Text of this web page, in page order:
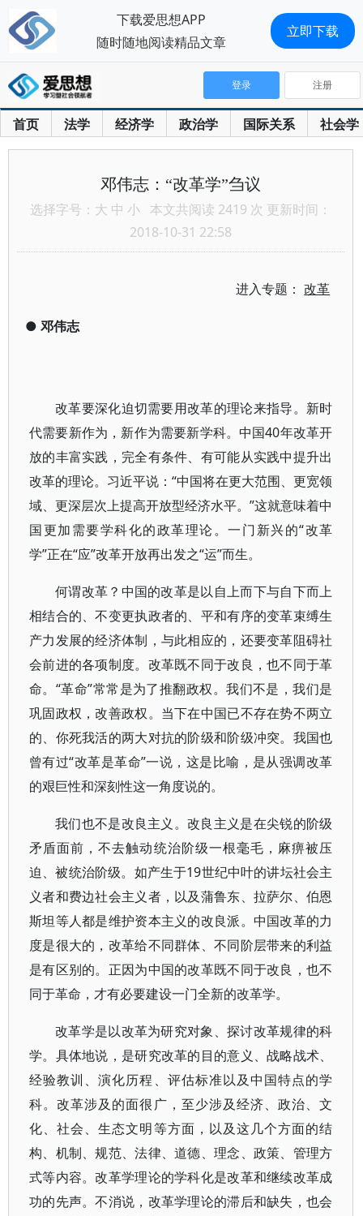
首页 法学 经济学 政治学 国际关系 社会学
登录 注册
邓伟志：“改革学”刍议
选择字号： 大 中 小 本文共阅读 2419 次 更新时间：
2018-10-31 22:58
进入专题：改革
● 邓伟志
改革要深化迫切需要用改革的理论来指导。新时
代需要新作为，新作为需要新学科。中国40年改革开
放的丰富实践，完全有条件、有可能从实践中提升出
改革的理论。习近平说：“中国将在更大范围、更宽领
域、更深层次上提高开放型经济水平。”这就意味着中
国更加需要学科化的政革理论。一门新兴的“改革
学”正在“应”改革开放再出发之“运”而生。
何谓改革？中国的改革是以自上而下与自下而上
相结合的、不变更执政者的、平和有序的变革束缚生
产力发展的经济体制，与此相应的，还要变革阻碍社
会前进的各项制度。改革既不同于改良，也不同于革
命。“革命”常常是为了推翻政权。我们不是，我们是
巩固政权，改善政权。当下在中国已不存在势不两立
的、你死我活的两大对抗的阶级和阶级冲突。我国也
曾有过“改革是革命”一说，这是比喻，是从强调改革
的艰巨性和深刻性这一角度说的。
我们也不是改良主义。改良主义是在尖锐的阶级
矛盾面前，不去触动统治阶级一根毫毛，麻痹被压
迫、被统治阶级。如产生于19世纪中叶的讲坛社会主
义者和费边社会主义者，以及蒲鲁东、拉萨尔、伯恩
斯坦等人都是维护资本主义的改良派。中国改革的力
度是很大的，改革给不同群体、不同阶层带来的利益
是有区别的。正因为中国的改革既不同于改良，也不
同于革命，才有必要建设一门全新的改革学。
改革学是以改革为研究对象、探讨改革规律的科
学。具体地说，是研究改革的目的意义、战略战术、
经验教训、演化历程、评估标准以及中国特点的学
科。改革涉及的面很广，至少涉及经济、政治、文
化、社会、生态文明等方面，以及这几个方面的结
构、机制、规范、法律、道德、理念、政策、管理方
式等内容。改革学理论的学科化是改革和继续改革成
功的先声。不消说，改革学理论的滞后和缺失，也会
下载爱思想APP
随时随地阅读精品文章
立即下载